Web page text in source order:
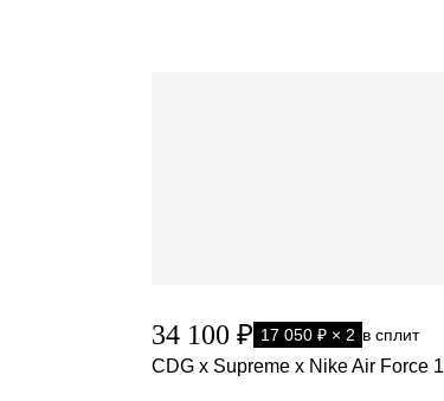
34 100 ₽ 17 050 ₽ × 2 в сплит
CDG x Supreme x Nike Air Force 1